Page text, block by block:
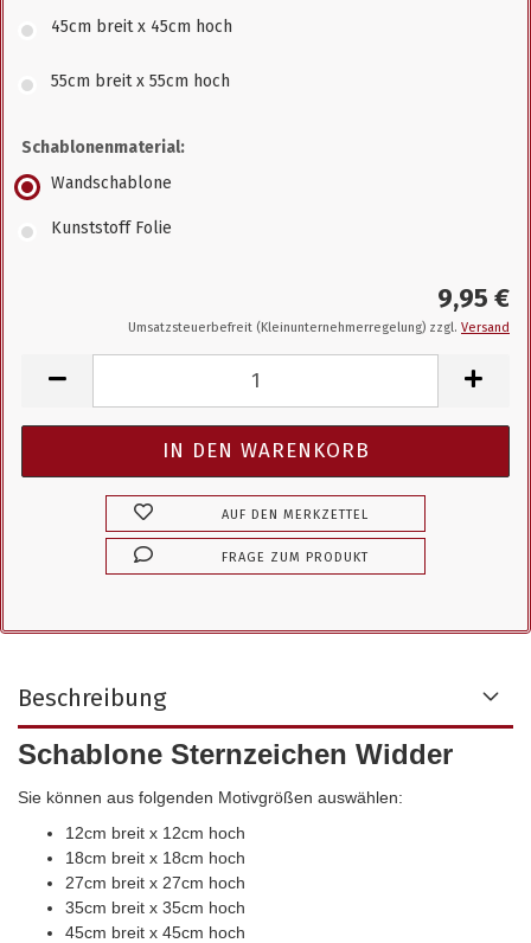
45cm breit x 45cm hoch
55cm breit x 55cm hoch
Schablonenmaterial:
Wandschablone
Kunststoff Folie
9,95 €
Umsatzsteuerbefreit (Kleinunternehmerregelung) zzgl. Versand
AUF DEN MERKZETTEL
FRAGE ZUM PRODUKT
Beschreibung
Schablone Sternzeichen Widder
Sie können aus folgenden Motivgrößen auswählen:
12cm breit x 12cm hoch
18cm breit x 18cm hoch
27cm breit x 27cm hoch
35cm breit x 35cm hoch
45cm breit x 45cm hoch